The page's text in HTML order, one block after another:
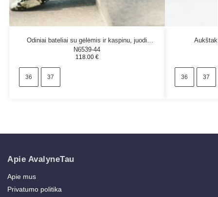
Odiniai bateliai su gėlėmis ir kaspinu, juodi
N6539-44
118.00 €
36 37 36 37
Apie AvalyneTau
Apie mus
Privatumo politika